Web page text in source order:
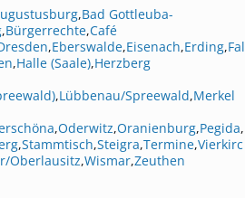
,Bad Gottleuba-
,Bürgerrechte,Café
,Eberswalde,Eisenach,Erding,Fal
,Halle (Saale),Herzberg
,Lübbenau/Spreewald,Merkel
,Oderwitz,Oranienburg,Pegida,
,Stammtisch,Steigra,Termine,Vierkirc
Oberlausitz,Wismar,Zeuthen